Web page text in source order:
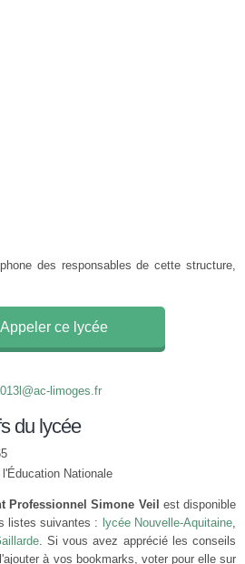
des responsables de cette structure,
Appeler ce lycée
limoges.fr
du lycée
Nationale
Professionnel Simone Veil est disponible
listes suivantes : lycée Nouvelle-Aquitaine,
. Si vous avez apprécié les conseils
à vos bookmarks, voter pour elle sur